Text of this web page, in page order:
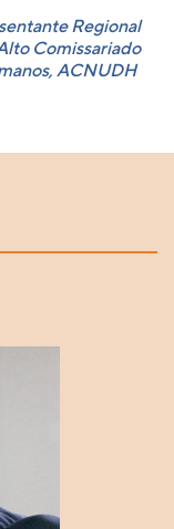
Regional
Comissariado
ACNUDH